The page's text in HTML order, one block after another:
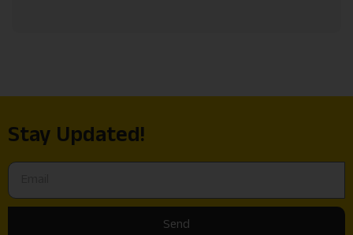
Stay Updated!
Send